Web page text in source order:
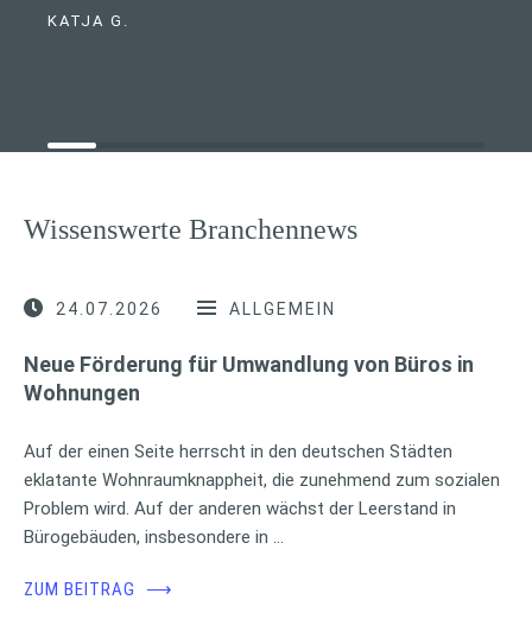
KATJA G.
Wissenswerte Branchennews
24.07.2026 ALLGEMEIN
Neue Förderung für Umwandlung von Büros in
Wohnungen
Auf der einen Seite herrscht in den deutschen Städten
eklatante Wohnraumknappheit, die zunehmend zum sozialen
Problem wird. Auf der anderen wächst der Leerstand in
Bürogebäuden, insbesondere in …
ZUM BEITRAG ⟶